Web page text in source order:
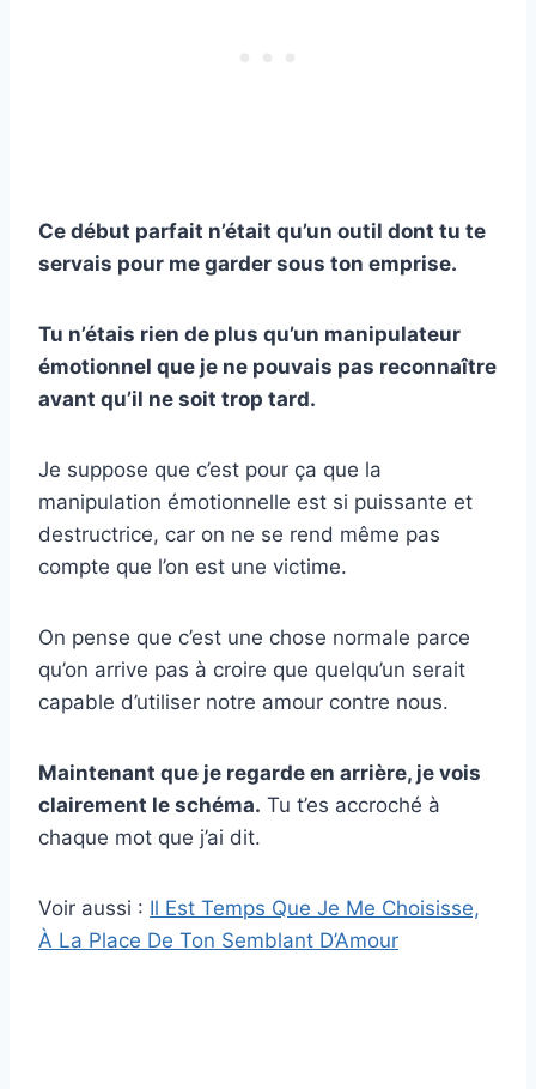
Ce début parfait n’était qu’un outil dont tu te
servais pour me garder sous ton emprise.
Tu n’étais rien de plus qu’un manipulateur
émotionnel que je ne pouvais pas reconnaître
avant qu’il ne soit trop tard.
Je suppose que c’est pour ça que la
manipulation émotionnelle est si puissante et
destructrice, car on ne se rend même pas
compte que l’on est une victime.
On pense que c’est une chose normale parce
qu’on arrive pas à croire que quelqu’un serait
capable d’utiliser notre amour contre nous.
Maintenant que je regarde en arrière, je vois
clairement le schéma. Tu t’es accroché à
chaque mot que j’ai dit.
Voir aussi : Il Est Temps Que Je Me Choisisse,
À La Place De Ton Semblant D’Amour